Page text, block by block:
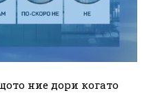
ние дори когато